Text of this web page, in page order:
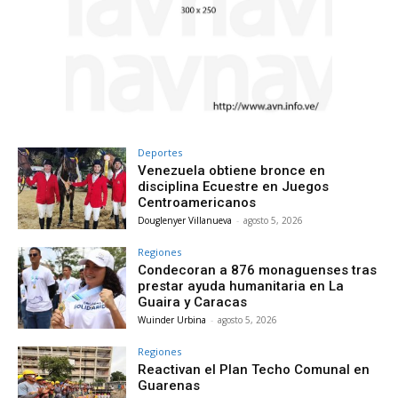
Deportes
Venezuela obtiene bronce en
disciplina Ecuestre en Juegos
Centroamericanos
Douglenyer Villanueva - agosto 5, 2026
Regiones
Condecoran a 876 monaguenses tras
prestar ayuda humanitaria en La
Guaira y Caracas
Wuinder Urbina - agosto 5, 2026
Regiones
Reactivan el Plan Techo Comunal en
Guarenas